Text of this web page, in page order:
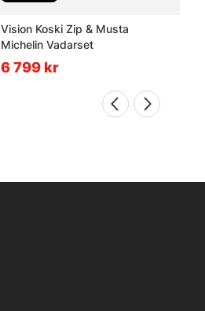
Vision Koski Zip & Musta
Michelin Vadarset
6 799 kr